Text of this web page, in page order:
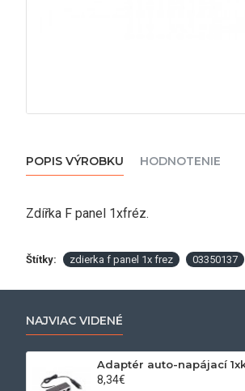
POPIS VÝROBKU HODNOTENIE
Zdířka F panel 1xfréz.
Štítky: zdierka f panel 1x frez 03350137
NAJVIAC VIDENÉ
8,34€